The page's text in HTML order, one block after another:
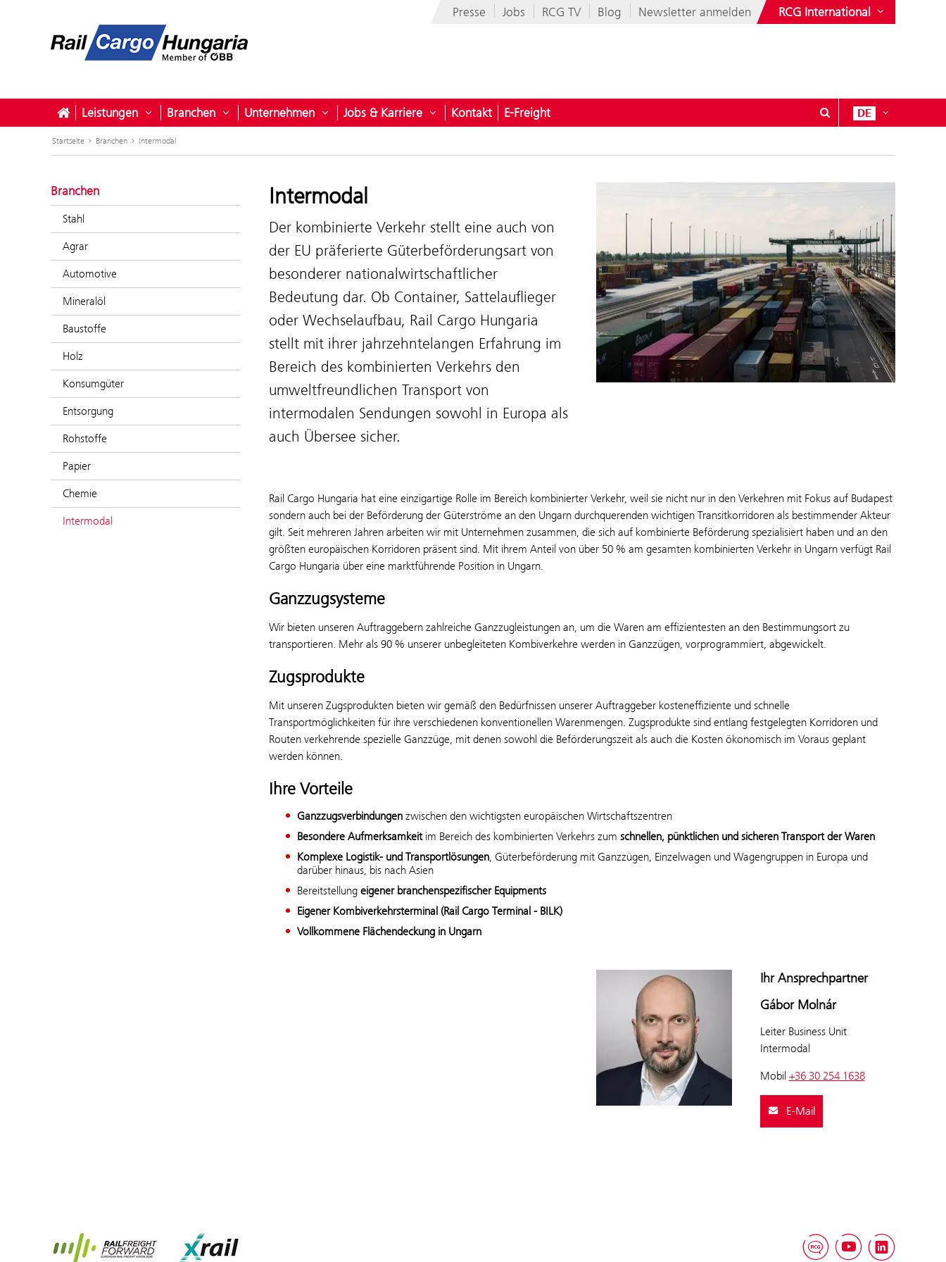
Presse Jobs RCG TV Blog Newsletter anmelden RCG International
Leistungen Untermenü öffnen für Leistungen
Branchen Untermenü öffnen für Branchen
Unternehmen Untermenü öffnen für Unternehmen
Jobs & Karriere Untermenü öffnen für Jobs & Karriere
Kontakt E-Freight DE
Startseite Branchen Intermodal
Branchen
Stahl
Agrar
Automotive
Mineralöl
Baustoffe
Holz
Konsumgüter
Entsorgung
Rohstoffe
Papier
Chemie
Intermodal
Intermodal
Der kombinierte Verkehr stellt eine auch von
der EU präferierte Güterbeförderungsart von
besonderer nationalwirtschaftlicher
Bedeutung dar. Ob Container, Sattelauflieger
oder Wechselaufbau, Rail Cargo Hungaria
stellt mit ihrer jahrzehntelangen Erfahrung im
Bereich des kombinierten Verkehrs den
umweltfreundlichen Transport von
intermodalen Sendungen sowohl in Europa als
auch Übersee sicher.
Rail Cargo Hungaria hat eine einzigartige Rolle im Bereich kombinierter Verkehr, weil sie nicht nur in den Verkehren mit Fokus auf Budapest
sondern auch bei der Beförderung der Güterströme an den Ungarn durchquerenden wichtigen Transitkorridoren als bestimmender Akteur
gilt. Seit mehreren Jahren arbeiten wir mit Unternehmen zusammen, die sich auf kombinierte Beförderung spezialisiert haben und an den
größten europäischen Korridoren präsent sind. Mit ihrem Anteil von über 50 % am gesamten kombinierten Verkehr in Ungarn verfügt Rail
Cargo Hungaria über eine marktführende Position in Ungarn.
Ganzzugsysteme
Wir bieten unseren Auftraggebern zahlreiche Ganzzugleistungen an, um die Waren am effizientesten an den Bestimmungsort zu
transportieren. Mehr als 90 % unserer unbegleiteten Kombiverkehre werden in Ganzzügen, vorprogrammiert, abgewickelt.
Zugsprodukte
Mit unseren Zugsprodukten bieten wir gemäß den Bedürfnissen unserer Auftraggeber kosteneffiziente und schnelle
Transportmöglichkeiten für ihre verschiedenen konventionellen Warenmengen. Zugsprodukte sind entlang festgelegten Korridoren und
Routen verkehrende spezielle Ganzzüge, mit denen sowohl die Beförderungszeit als auch die Kosten ökonomisch im Voraus geplant
werden können.
Ihre Vorteile
Ganzzugsverbindungen zwischen den wichtigsten europäischen Wirtschaftszentren
Besondere Aufmerksamkeitim Bereich des kombinierten Verkehrs zum schnellen, pünktlichen und sicheren Transport der Waren
Komplexe Logistik- und Transportlösungen, Güterbeförderung mit Ganzzügen, Einzelwagen und Wagengruppen in Europa und
darüber hinaus, bis nach Asien
Bereitstellung eigener branchenspezifischer Equipments
Eigener Kombiverkehrsterminal (Rail Cargo Terminal - BILK)
Vollkommene Flächendeckung in Ungarn
Ihr Ansprechpartner
Gábor Molnár
Leiter Business Unit
Intermodal
Mobil +36 30 254 1638
E-Mail
Rail Freight Forward Xrail RCG Blog
YouTube